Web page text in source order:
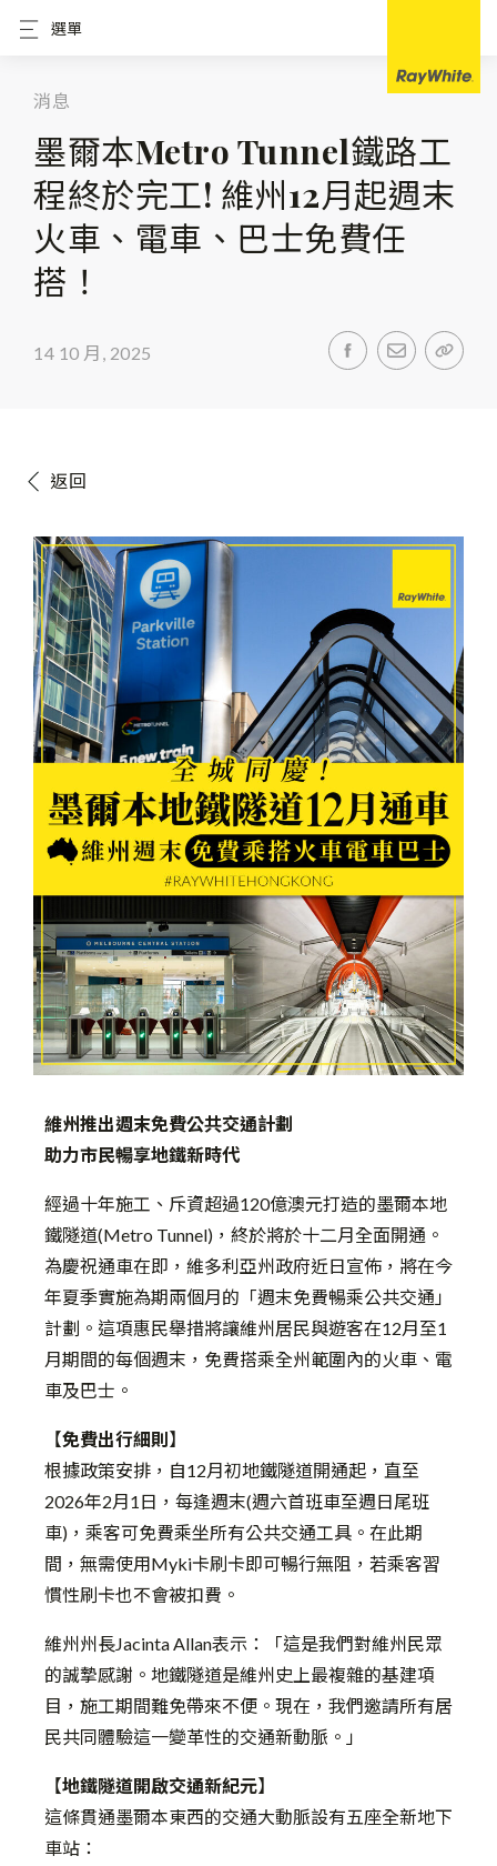
選單
消息
墨爾本Metro Tunnel鐵路工
程終於完工! 維州12月起週末
火車、電車、巴士免費任
搭！
14 10 月, 2025
返回
維州推出週末免費公共交通計劃
助力市民暢享地鐵新時代
經過十年施工、斥資超過120億澳元打造的墨爾本地
鐵隧道(Metro Tunnel)，終於將於十二月全面開通。
為慶祝通車在即，維多利亞州政府近日宣佈，將在今
年夏季實施為期兩個月的「週末免費暢乘公共交通」
計劃。這項惠民舉措將讓維州居民與遊客在12月至1
月期間的每個週末，免費搭乘全州範圍內的火車、電
車及巴士。
【免費出行細則】
根據政策安排，自12月初地鐵隧道開通起，直至
2026年2月1日，每逢週末(週六首班車至週日尾班
車)，乘客可免費乘坐所有公共交通工具。在此期
間，無需使用Myki卡刷卡即可暢行無阻，若乘客習
慣性刷卡也不會被扣費。
維州州長Jacinta Allan表示：「這是我們對維州民眾
的誠摯感謝。地鐵隧道是維州史上最複雜的基建項
目，施工期間難免帶來不便。現在，我們邀請所有居
民共同體驗這一變革性的交通新動脈。」
【地鐵隧道開啟交通新紀元】
這條貫通墨爾本東西的交通大動脈設有五座全新地下
車站：